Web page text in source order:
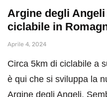
Argine degli
ciclabile in
Aprile 4, 2024
Circa 5km di ciclabile a
è qui che si sviluppa la
Argine degli Angeli.